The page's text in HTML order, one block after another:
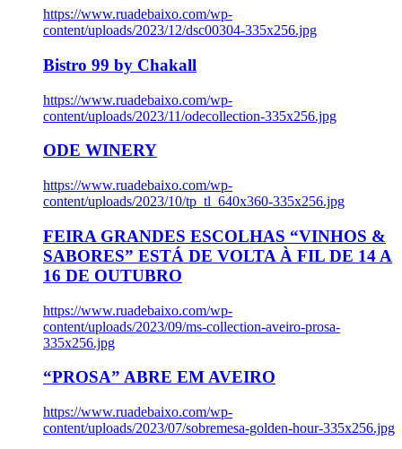
https://www.ruadebaixo.com/wp-
content/uploads/2023/12/dsc00304-335x256.jpg
Bistro 99 by Chakall
https://www.ruadebaixo.com/wp-
content/uploads/2023/11/odecollection-335x256.jpg
ODE WINERY
https://www.ruadebaixo.com/wp-
content/uploads/2023/10/tp_tl_640x360-335x256.jpg
FEIRA GRANDES ESCOLHAS “VINHOS &
SABORES” ESTÁ DE VOLTA À FIL DE 14 A
16 DE OUTUBRO
https://www.ruadebaixo.com/wp-
content/uploads/2023/09/ms-collection-aveiro-prosa-
335x256.jpg
“PROSA” ABRE EM AVEIRO
https://www.ruadebaixo.com/wp-
content/uploads/2023/07/sobremesa-golden-hour-335x256.jpg